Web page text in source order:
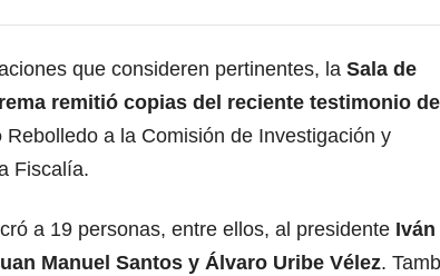
que consideren pertinentes, la Sala de
remitió copias del reciente testimonio de
Rebolledo a la Comisión de Investigación y
Fiscalía.
a 19 personas, entre ellos, al presidente Iván
Manuel Santos y Álvaro Uribe Vélez.